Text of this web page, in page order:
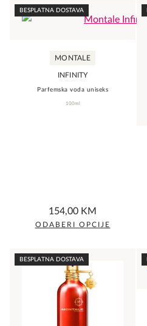
product
has
BESPLATNA DOSTAVA
MONTALE
INFINITY
Parfemska voda uniseks
100ml
0,0
rating
154,00 KM
ODABERI OPCIJE
product
has
multiple
variants.
BESPLATNA DOSTAVA